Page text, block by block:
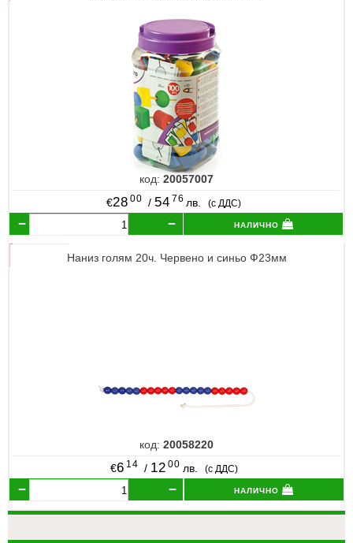
код: 20057007
€28 00 / 54 76 лв. (с ДДС)
налично
Наниз голям 20ч. Червено и синьо Ф23мм
код: 20058220
€6 14 / 12 00 лв. (с ДДС)
налично